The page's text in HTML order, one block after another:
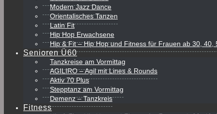
Modern Jazz Dance
Orientalisches Tanzen
Latin Fit
Hip Hop Erwachsene
Hip & Fit – Hip Hop und Fitness für Frauen ab 30, 40,
Senioren Ü60
Tanzkreise am Vormittag
AGILIRO – Agil mit Lines & Rounds
Aktiv 70 Plus
Stepptanz am Vormittag
Demenz – Tanzkreis
Fitness